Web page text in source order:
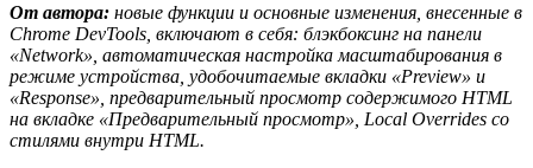
От автора: новые функции и основные изменения, внесенные в
Chrome DevTools, включают в себя: блэкбоксинг на панели
«Network», автоматическая настройка масштабирования в
режиме устройства, удобочитаемые вкладки «Preview» и
«Response», предварительный просмотр содержимого HTML
на вкладке «Предварительный просмотр», Local Overrides со
стилями внутри HTML.